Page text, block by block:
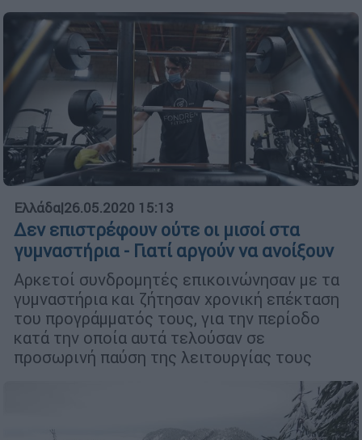
Ελλάδα|26.05.2020 15:13
Δεν επιστρέφουν ούτε οι μισοί στα
γυμναστήρια - Γιατί αργούν να ανοίξουν
Αρκετοί συνδρομητές επικοινώνησαν με τα
γυμναστήρια και ζήτησαν χρονική επέκταση
του προγράμματός τους, για την περίοδο
κατά την οποία αυτά τελούσαν σε
προσωρινή παύση της λειτουργίας τους